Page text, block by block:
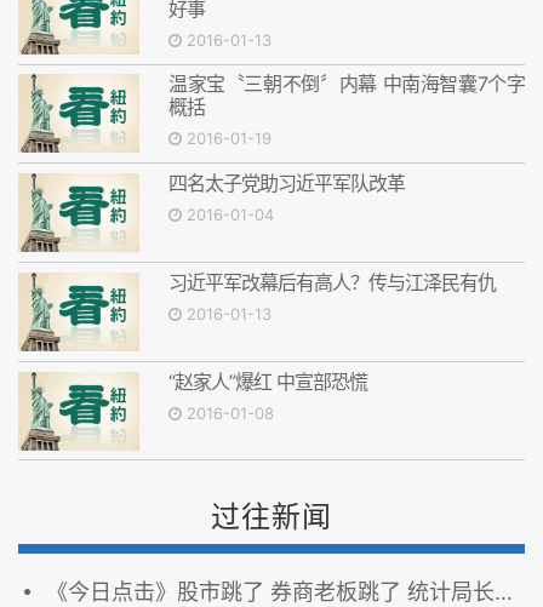
好事
2016-01-13
温家宝〝三朝不倒〞内幕 中南海智囊7个字
概括
2016-01-19
四名太子党助习近平军队改革
2016-01-04
习近平军改幕后有高人？传与江泽民有仇
2016-01-13
“赵家人”爆红 中宣部恐慌
2016-01-08
过往新闻
《今日点击》股市跳了 券商老板跳了 统计局长抓了